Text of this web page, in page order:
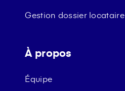
Gestion dossier locataire
À propos
Équipe